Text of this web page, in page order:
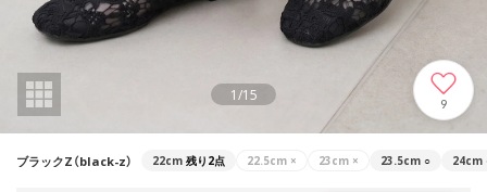
1/15 9
ブラックZ（black-z） 22cm 残り2点 22.5cm × 23cm × 23.5cm ○ 24cm